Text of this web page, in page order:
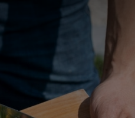
COMPOSTAGE RÉEMPLOI